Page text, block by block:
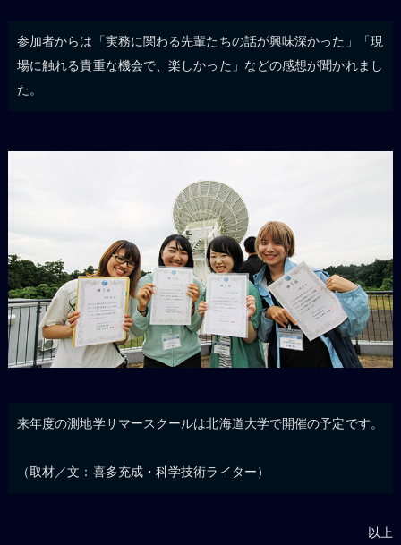
参加者からは「実務に関わる先輩たちの話が興味深かった」「現
場に触れる貴重な機会で、楽しかった」などの感想が聞かれまし
た。
来年度の測地学サマースクールは北海道大学で開催の予定です。
（取材／文：喜多充成・科学技術ライター）
以上